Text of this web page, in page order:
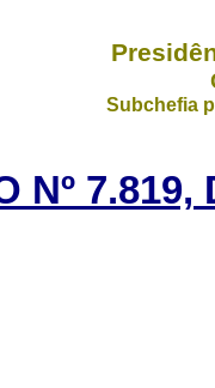
Subchefia
Nº